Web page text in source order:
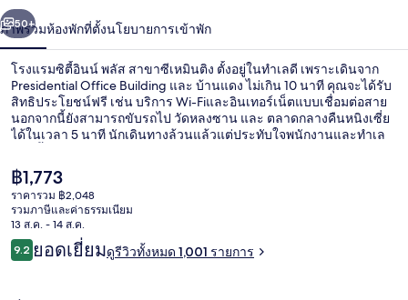
สาขา
ซี
เห
มิน
ติง
า
ถัดไป
50+
ภาพรวมห้องพักที่ตั้งนโยบายการเข้าพัก
โรงแรมซิตี้อินน์ พลัส สาขาซีเหมินติง ตั้งอยู่ในทำเลดี เพราะเดินจาก
Presidential Office Building และ บ้านแดง ไม่เกิน 10 นาที คุณจะได้รับ
สิทธิประโยชน์ฟรี เช่น บริการ Wi-Fiและอินเทอร์เน็ตแบบเชื่อมต่อสาย
นอกจากนี้ยังสามารถขับรถไป วัดหลงซาน และ ตลาดกลางคืนหนิงเซี่ย
ได้ในเวลา 5 นาที นักเดินทางล้วนแล้วแต่ประทับใจพนักงานและทำเล
และ 10 นาทีถึง สถานี NTU Hospital
ราคา
ปัจจุบัน
฿1,773
฿1,773
ราคารวม ฿2,048
รวมภาษีและค่าธรรมเนียม
13 ส.ค. - 14 ส.ค.
รีวิว
9.29.2 จาก 10
ยอดเยี่ยมดูรีวิวทั้งหมด 1,001 รายการ